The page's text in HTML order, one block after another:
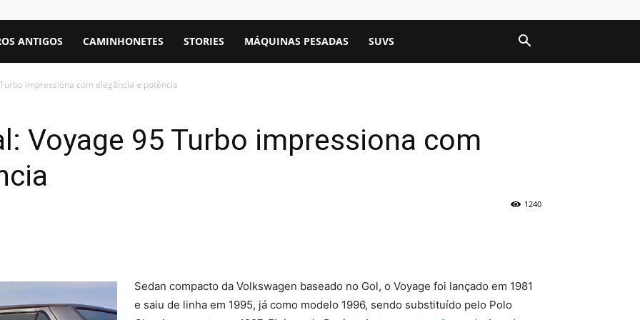
ANTIGOS CAMINHONETES STORIES MÁQUINAS PESADAS SUVS
impressiona com elegância e potência
Voyage 95 Turbo impressiona com
1240
Sedan compacto da Volkswagen baseado no Gol, o Voyage foi lançado em 1981
e saiu de linha em 1995, já como modelo 1996, sendo substituído pelo Polo